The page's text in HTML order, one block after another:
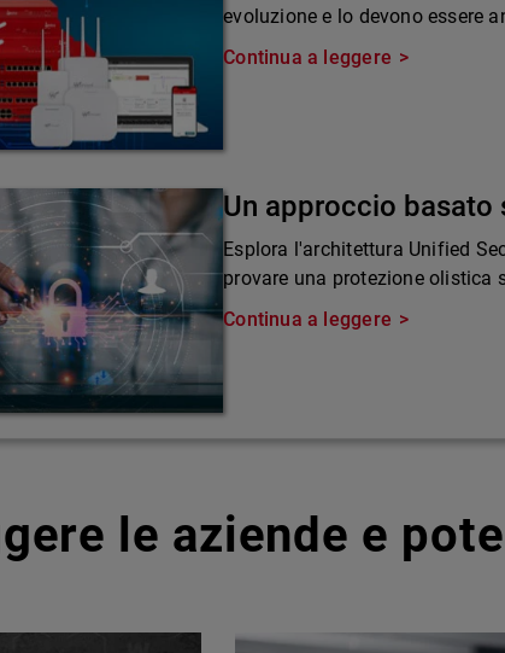
evoluzione e lo devono essere
Continua a leggere
Un approccio
Esplora l'architettura Unified
provare una protezione olistica
Continua a leggere
le aziende e